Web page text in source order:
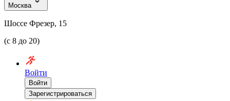
Москва
Шоссе Фрезер, 15
(с 8 до 20)
Войти
Войти
Зарегистрироваться